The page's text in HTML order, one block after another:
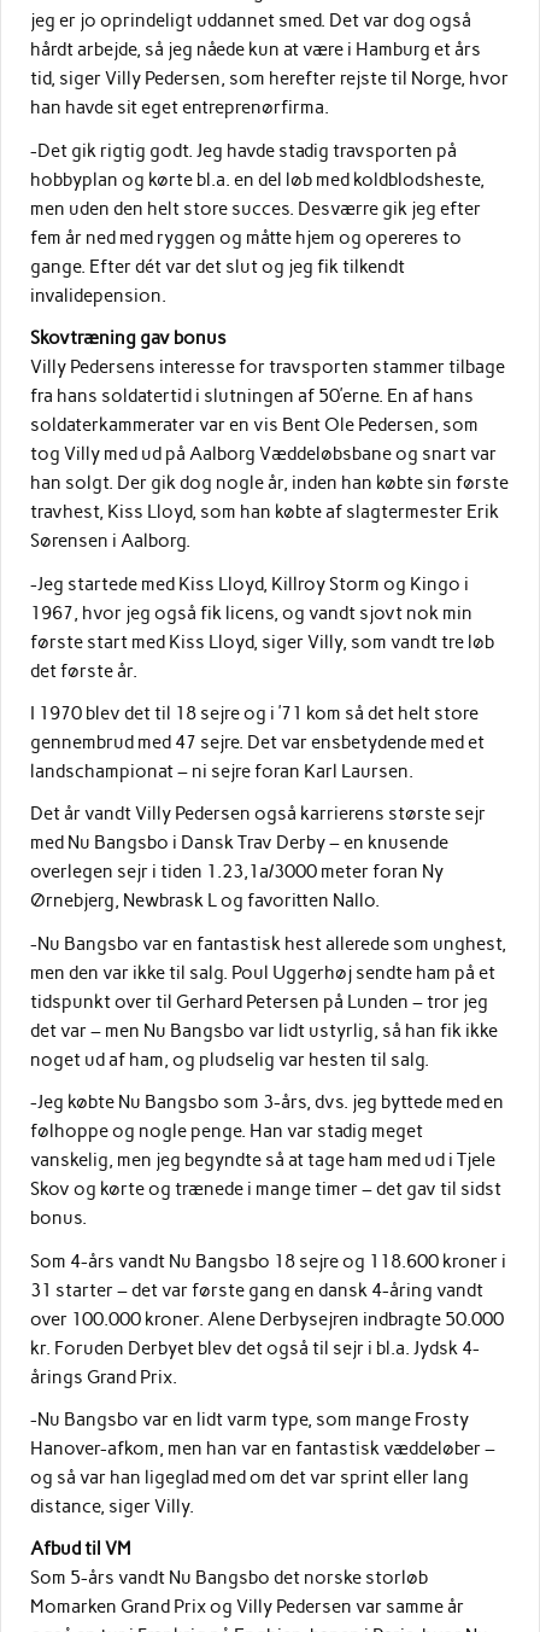
jeg er jo oprindeligt uddannet smed. Det var dog også
hårdt arbejde, så jeg nåede kun at være i Hamburg et års
tid, siger Villy Pedersen, som herefter rejste til Norge, hvor
han havde sit eget entreprenørfirma.
-Det gik rigtig godt. Jeg havde stadig travsporten på
hobbyplan og kørte bl.a. en del løb med koldblodsheste,
men uden den helt store succes. Desværre gik jeg efter
fem år ned med ryggen og måtte hjem og opereres to
gange. Efter dét var det slut og jeg fik tilkendt
invalidepension.
Skovtræning gav bonus
Villy Pedersens interesse for travsporten stammer tilbage
fra hans soldatertid i slutningen af 50’erne. En af hans
soldaterkammerater var en vis Bent Ole Pedersen, som
tog Villy med ud på Aalborg Væddeløbsbane og snart var
han solgt. Der gik dog nogle år, inden han købte sin første
travhest, Kiss Lloyd, som han købte af slagtermester Erik
Sørensen i Aalborg.
-Jeg startede med Kiss Lloyd, Killroy Storm og Kingo i
1967, hvor jeg også fik licens, og vandt sjovt nok min
første start med Kiss Lloyd, siger Villy, som vandt tre løb
det første år.
I 1970 blev det til 18 sejre og i ’71 kom så det helt store
gennembrud med 47 sejre. Det var ensbetydende med et
landschampionat – ni sejre foran Karl Laursen.
Det år vandt Villy Pedersen også karrierens største sejr
med Nu Bangsbo i Dansk Trav Derby – en knusende
overlegen sejr i tiden 1.23,1a/3000 meter foran Ny
Ørnebjerg, Newbrask L og favoritten Nallo.
-Nu Bangsbo var en fantastisk hest allerede som unghest,
men den var ikke til salg. Poul Uggerhøj sendte ham på et
tidspunkt over til Gerhard Petersen på Lunden – tror jeg
det var – men Nu Bangsbo var lidt ustyrlig, så han fik ikke
noget ud af ham, og pludselig var hesten til salg.
-Jeg købte Nu Bangsbo som 3-års, dvs. jeg byttede med en
følhoppe og nogle penge. Han var stadig meget
vanskelig, men jeg begyndte så at tage ham med ud i Tjele
Skov og kørte og trænede i mange timer – det gav til sidst
bonus.
Som 4-års vandt Nu Bangsbo 18 sejre og 118.600 kroner i
31 starter – det var første gang en dansk 4-åring vandt
over 100.000 kroner. Alene Derbysejren indbragte 50.000
kr. Foruden Derbyet blev det også til sejr i bl.a. Jydsk 4-
årings Grand Prix.
-Nu Bangsbo var en lidt varm type, som mange Frosty
Hanover-afkom, men han var en fantastisk væddeløber –
og så var han ligeglad med om det var sprint eller lang
distance, siger Villy.
Afbud til VM
Som 5-års vandt Nu Bangsbo det norske storløb
Momarken Grand Prix og Villy Pedersen var samme år